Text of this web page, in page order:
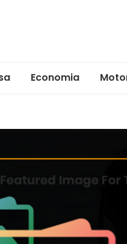
Economia